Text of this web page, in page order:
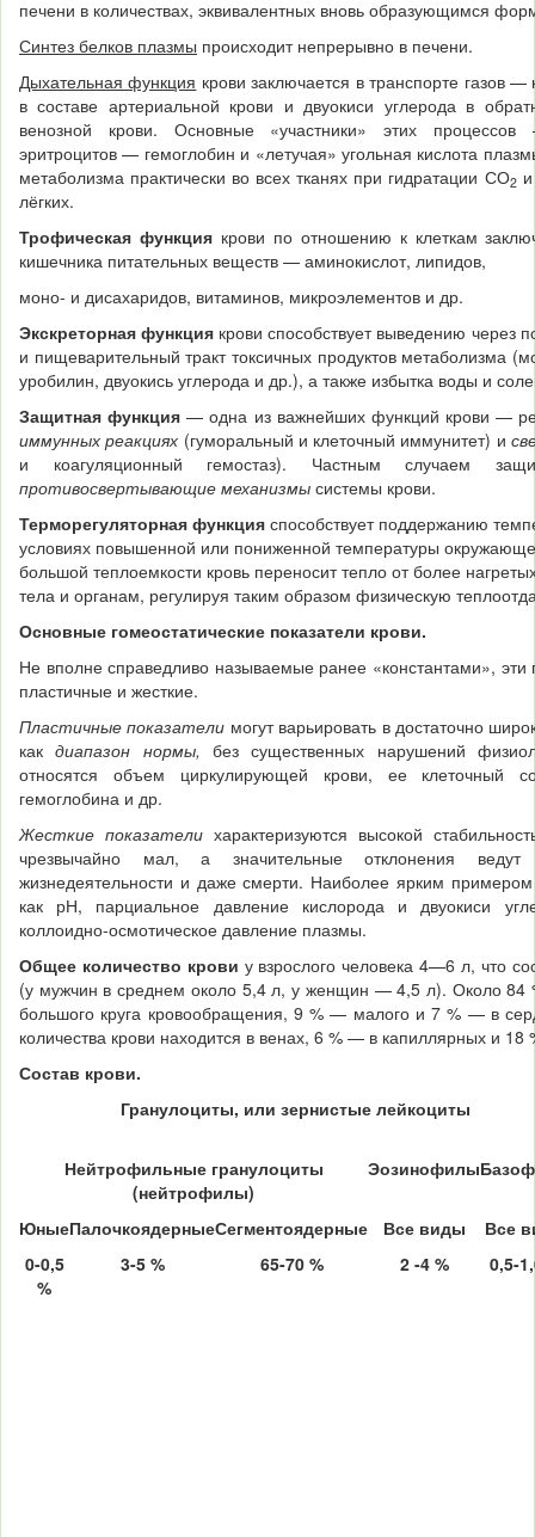
печени в количествах, эквивалентных вновь образую­щимся
Синтез белков плазмы происходит непрерывно в печени.
Дыхательная функция крови заключается в транспорте газов —
в составе артериальной крови и двуокиси углеро­да в
венозной крови. Основные «участни­ки» этих
эритроцитов — гемоглобин и «летучая» угольная кислота
метаболизма практически во всех тканях при гидратации СО2и
лёгких.
Трофическая функция крови по отношению к клеткам
кишечника питательных веществ — аминокислот, липидов,
моно- и дисахаридов, витаминов, микроэлементов и др.
Экскреторная функция крови способствует выведению через
и пищеварительный тракт токсичных продуктов метаболизма
уробилин, двуокись углерода и др.), а также избытка воды и
Защитная функция— одна из важнейших функций крови —
иммунных реакциях (гуморальный и клеточный имму­нитет) и
и коагуляционный гемостаз). Част­ным случаем
противосвертывающие механиз­мы системы крови.
Терморегуляторная функция способствует поддержанию
условиях повышенной или пониженной температуры
большой теплоемкости кровь переносит тепло от более
тела и органам, регу­лируя таким образом физическую
Основные гомеостатические показатели крови.
Не вполне справедливо называемые ранее «константами», эти
пластичные и жесткие.
Пластичные показатели могут варьировать в достаточно
какдиапазон нормы,без существенных нарушений
относятся объем циркулирующей крови, ее клеточный
гемоглобина и др.
Жесткие показатели характеризуются высокой
чрезвычайно мал, а значительные отклонения
жизнедеятельности и даже смерти. Наиболее ярким примером
как рН, парциальное давление кис­лорода и двуокиси
коллоидно-осмотическое давление плазмы.
Общее количество крови у взрослого человека 4—6 л, что
(у мужчин в среднем около 5,4 л, у женщин — 4,5 л). Около 84
большого круга кровообращения, 9 % — малого и 7 % — в
количества крови нахо­дится в венах, 6 % — в капиллярных и
Состав крови.
Гранулоциты, или зернистые лейкоциты
Нейтрофильные гранулоциты
(нейтрофилы)
Эозинофилы
ЮныеПалочкоядерныеСегментоядерные Все виды
Все
0-0,5
%
3-5 % 65-70 % 2 -4 % 0,5-